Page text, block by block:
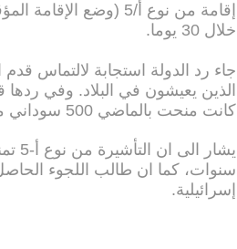
إقامة من نوع أ/5 (وضع
خلال 30 يوما.
جاء رد الدولة استجابة لالتماس
كانت منحت بالماضي 500 سوداني من دارفور مكانة مؤقتة في إسرائيل.
سنوات، كما ان طالب اللجوء
إسرائيلية.